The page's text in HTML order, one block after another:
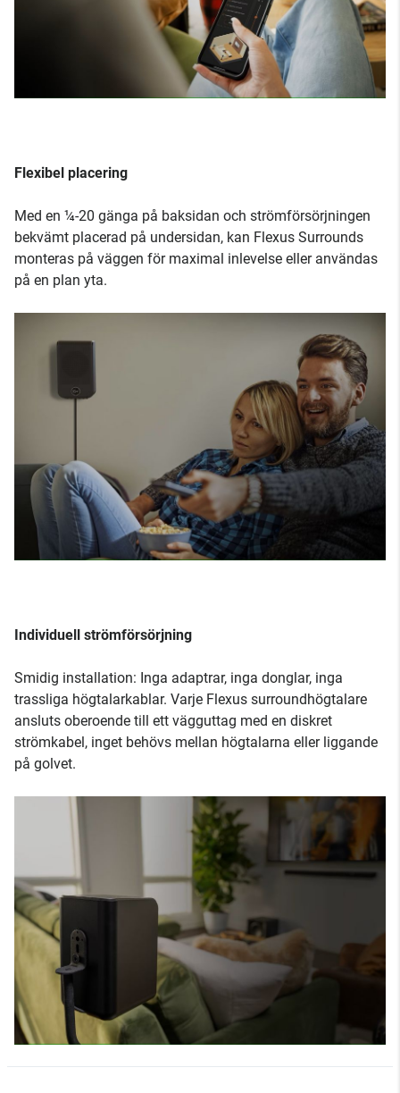
Flexibel placering
Med en ¼-20 gänga på baksidan och strömförsörjningen
bekvämt placerad på undersidan, kan Flexus Surrounds
monteras på väggen för maximal inlevelse eller användas
på en plan yta.
Individuell strömförsörjning
Smidig installation: Inga adaptrar, inga donglar, inga
trassliga högtalarkablar. Varje Flexus surroundhögtalare
ansluts oberoende till ett vägguttag med en diskret
strömkabel, inget behövs mellan högtalarna eller liggande
på golvet.